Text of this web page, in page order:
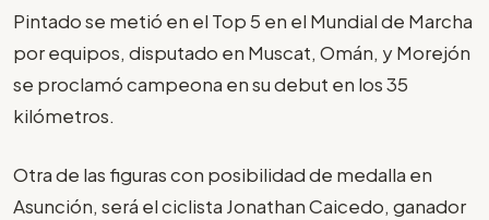
Pintado se metió en el Top 5 en el Mundial de Marcha
por equipos, disputado en Muscat, Omán, y Morejón
se proclamó campeona en su debut en los 35
kilómetros.
Otra de las figuras con posibilidad de medalla en
Asunción, será el ciclista Jonathan Caicedo, ganador